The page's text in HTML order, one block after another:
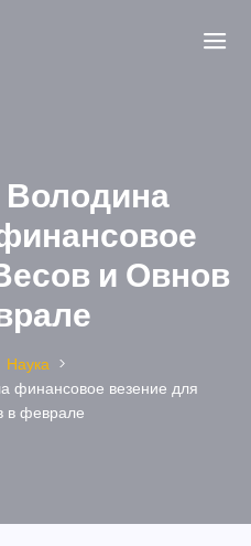
и Овнов
Наука
финансовое везение для
в феврале